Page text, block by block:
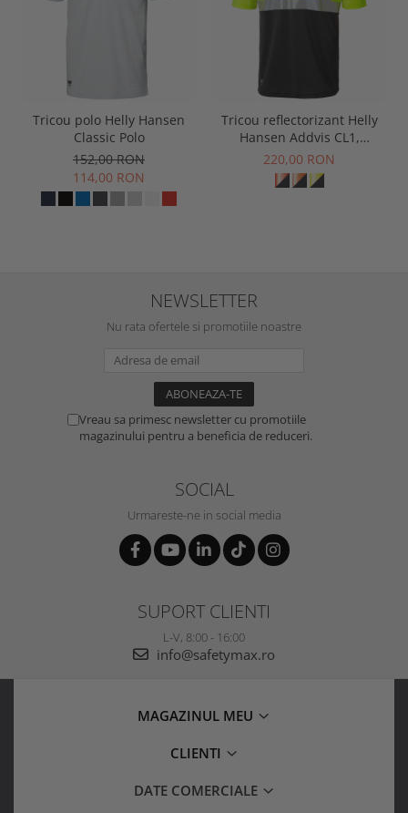
Tricou polo Helly Hansen
Classic Polo
152,00 RON
114,00 RON
Tricou reflectorizant Helly
Hansen Addvis CL1,
galben/negru abanos, XS
220,00 RON
NEWSLETTER
Nu rata ofertele si promotiile noastre
Vreau sa primesc newsletter cu promotiile
magazinului pentru a beneficia de reduceri.
SOCIAL
Urmareste-ne in social media
SUPORT CLIENTI
L-V, 8:00 - 16:00
info@safetymax.ro
MAGAZINUL MEU
CLIENTI
DATE COMERCIALE